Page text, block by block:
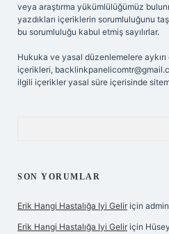
veya araştırma yükümlülüğümüz
yazdıkları içeriklerin sorumluluğunu
bu sorumluluğu kabul etmiş sayılırlar.
Hukuka ve yasal düzenlemelere
içerikleri,
ilgili içerikler yasal süre içerisinde
SON YORUMLAR
Erik Hangi Hastalığa Iyi Gelir için admin
Erik Hangi Hastalığa Iyi Gelir için